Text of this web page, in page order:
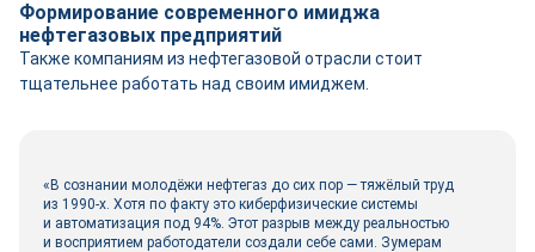
Формирование современного имиджа
нефтегазовых предприятий
Также компаниям из нефтегазовой отрасли стоит
тщательнее работать над своим имиджем.
«В сознании молодёжи нефтегаз до сих пор — тяжёлый труд
из 1990‑х. Хотя по факту это киберфизические системы
и автоматизация под 94%. Этот разрыв между реальностью
и восприятием работодатели создали себе сами. Зумерам